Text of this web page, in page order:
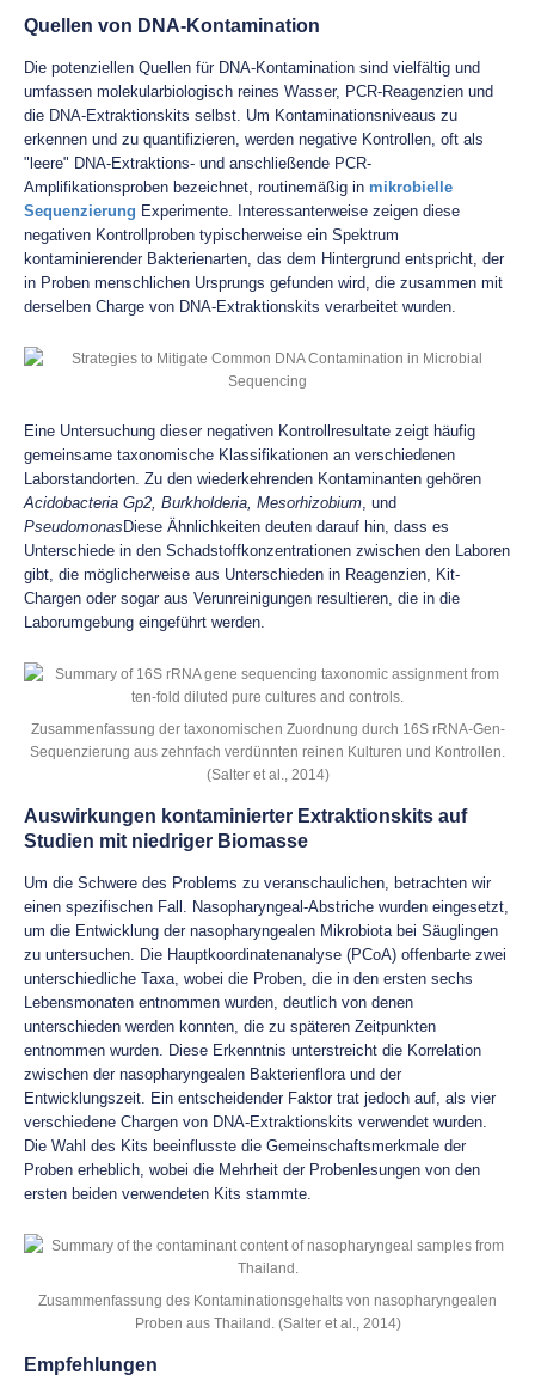
Quellen von DNA-Kontamination
Die potenziellen Quellen für DNA-Kontamination sind vielfältig und
umfassen molekularbiologisch reines Wasser, PCR-Reagenzien und
die DNA-Extraktionskits selbst. Um Kontaminationsniveaus zu
erkennen und zu quantifizieren, werden negative Kontrollen, oft als
"leere" DNA-Extraktions- und anschließende PCR-
Amplifikationsproben bezeichnet, routinemäßig in mikrobielle
Sequenzierung Experimente. Interessanterweise zeigen diese
negativen Kontrollproben typischerweise ein Spektrum
kontaminierender Bakterienarten, das dem Hintergrund entspricht, der
in Proben menschlichen Ursprungs gefunden wird, die zusammen mit
derselben Charge von DNA-Extraktionskits verarbeitet wurden.
Eine Untersuchung dieser negativen Kontrollresultate zeigt häufig
gemeinsame taxonomische Klassifikationen an verschiedenen
Laborstandorten. Zu den wiederkehrenden Kontaminanten gehören
Acidobacteria Gp2, Burkholderia, Mesorhizobium, und
Pseudomonas Diese Ähnlichkeiten deuten darauf hin, dass es
Unterschiede in den Schadstoffkonzentrationen zwischen den Laboren
gibt, die möglicherweise aus Unterschieden in Reagenzien, Kit-
Chargen oder sogar aus Verunreinigungen resultieren, die in die
Laborumgebung eingeführt werden.
Zusammenfassung der taxonomischen Zuordnung durch 16S rRNA-Gen-
Sequenzierung aus zehnfach verdünnten reinen Kulturen und Kontrollen.
(Salter et al., 2014)
Auswirkungen kontaminierter Extraktionskits auf
Studien mit niedriger Biomasse
Um die Schwere des Problems zu veranschaulichen, betrachten wir
einen spezifischen Fall. Nasopharyngeal-Abstriche wurden eingesetzt,
um die Entwicklung der nasopharyngealen Mikrobiota bei Säuglingen
zu untersuchen. Die Hauptkoordinatenanalyse (PCoA) offenbarte zwei
unterschiedliche Taxa, wobei die Proben, die in den ersten sechs
Lebensmonaten entnommen wurden, deutlich von denen
unterschieden werden konnten, die zu späteren Zeitpunkten
entnommen wurden. Diese Erkenntnis unterstreicht die Korrelation
zwischen der nasopharyngealen Bakterienflora und der
Entwicklungszeit. Ein entscheidender Faktor trat jedoch auf, als vier
verschiedene Chargen von DNA-Extraktionskits verwendet wurden.
Die Wahl des Kits beeinflusste die Gemeinschaftsmerkmale der
Proben erheblich, wobei die Mehrheit der Probenlesungen von den
ersten beiden verwendeten Kits stammte.
Zusammenfassung des Kontaminationsgehalts von nasopharyngealen
Proben aus Thailand. (Salter et al., 2014)
Empfehlungen